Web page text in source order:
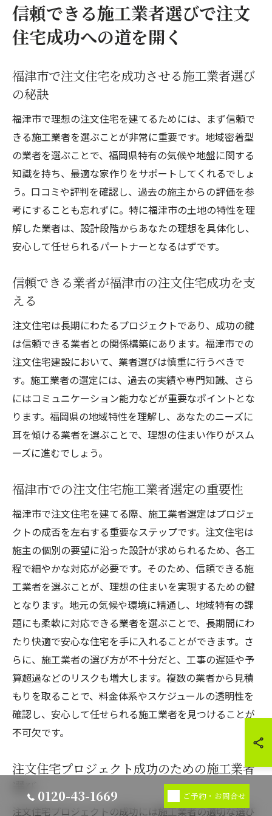
信頼できる施工業者選びで注文
住宅成功への道を開く
福津市で注文住宅を成功させる施工業者選び
の秘訣
福津市で理想の注文住宅を建てるためには、まず信頼で
きる施工業者を選ぶことが非常に重要です。地域密着型
の業者を選ぶことで、福岡県特有の気候や地盤に関する
知識を持ち、最適な家作りをサポートしてくれるでしょ
う。口コミや評判を確認し、過去の施主からの評価を参
考にすることも忘れずに。特に福津市の土地の特性を理
解した業者は、設計段階からあなたの理想を具体化し、
安心して任せられるパートナーとなるはずです。
信頼できる業者が福津市の注文住宅成功を支
える
注文住宅は長期にわたるプロジェクトであり、成功の鍵
は信頼できる業者との関係構築にあります。福津市での
注文住宅建設において、業者選びは慎重に行うべきで
す。施工業者の選定には、過去の実績や専門知識、さら
にはコミュニケーション能力などが重要なポイントとな
ります。福岡県の地域特性を理解し、あなたのニーズに
耳を傾ける業者を選ぶことで、理想の住まい作りがスム
ーズに進むでしょう。
福津市での注文住宅施工業者選定の重要性
福津市で注文住宅を建てる際、施工業者選定はプロジェ
クトの成否を左右する重要なステップです。注文住宅は
施主の個別の要望に沿った設計が求められるため、各工
程で細やかな対応が必要です。そのため、信頼できる施
工業者を選ぶことが、理想の住まいを実現するための鍵
となります。地元の気候や環境に精通し、地域特有の課
題にも柔軟に対応できる業者を選ぶことで、長期間にわ
たり快適で安心な住宅を手に入れることができます。さ
らに、施工業者の選び方が不十分だと、工事の遅延や予
算超過などのリスクも増大します。複数の業者から見積
もりを取ることで、料金体系やスケジュールの透明性を
確認し、安心して任せられる施工業者を見つけることが
不可欠です。
注文住宅プロジェクト成功のための施工業者
注文住宅プロジェクトの成功には施工業者の適切な選び
0120-43-1669 ご予約・お問合せ